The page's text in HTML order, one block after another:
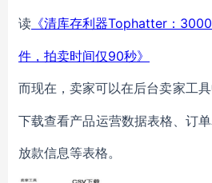
读 《清库存利器Tophatter：
件，拍卖时间仅90秒》
而现在，卖家可以在后台卖家工
下载查看产品运营数据表格、订
放款信息等表格。